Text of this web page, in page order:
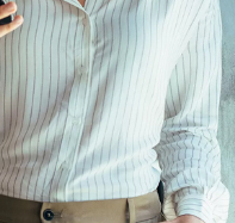
da pronađu i prate
za dobro zdravlje i
kompanija je
projekata –
svoje
izložba je predstavljena